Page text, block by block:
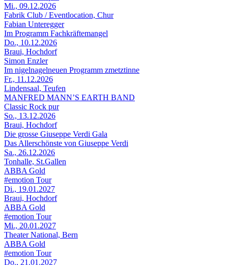
Mi., 09.12.2026
Fabrik Club / Eventlocation, Chur
Fabian Unteregger
Im Programm Fachkräftemangel
Do., 10.12.2026
Braui, Hochdorf
Simon Enzler
Im nigelnagelneuen Programm zmetztinne
Fr., 11.12.2026
Lindensaal, Teufen
MANFRED MANN’S EARTH BAND
Classic Rock pur
So., 13.12.2026
Braui, Hochdorf
Die grosse Giuseppe Verdi Gala
Das Allerschönste von Giuseppe Verdi
Sa., 26.12.2026
Tonhalle, St.Gallen
ABBA Gold
#emotion Tour
Di., 19.01.2027
Braui, Hochdorf
ABBA Gold
#emotion Tour
Mi., 20.01.2027
Theater National, Bern
ABBA Gold
#emotion Tour
Do., 21.01.2027